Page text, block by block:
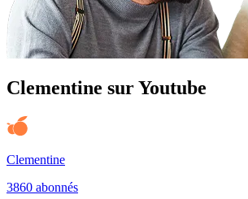
Clementine sur Youtube
Clementine
3860 abonnés